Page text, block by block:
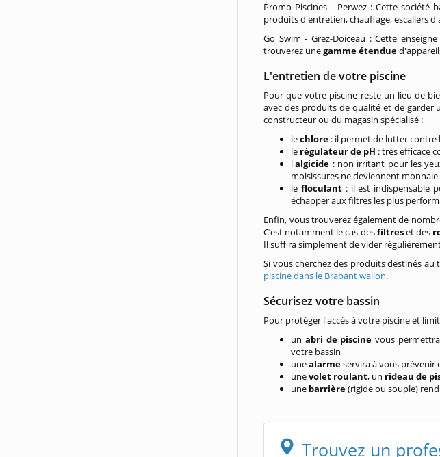
Promo Piscines - Perwez : Cette
produits d'entretien, chauffage, escaliers
Go Swim - Grez-Doiceau : Cette
trouverez unegamme étendue
L'entretien de votre piscine
Pour que votre piscine reste un lieu de
avec des produits de qualité et de garder
constructeur ou du magasin spécialisé :
lechlore : il permet de lutter contre
le régulateur de pH : très efficace
l'algicide : non irritant pour les
moisissures ne deviennent
lefloculant : il est indispensable
échapper aux filtres les plus
Enfin, vous trouverez également de
C’est notamment le cas desfiltreset des
Il suffira simplement de vider
Si vous cherchez des produits destinés
piscine dans le Brabant wallon.
Sécurisez votre bassin
Pour protéger l'accès à votre piscine et
un abri de piscine vous
votre bassin
unealarmeservira à vous prévenir
unevolet roulant, un rideau de
une barrière(rigide ou souple)
Trouvez un